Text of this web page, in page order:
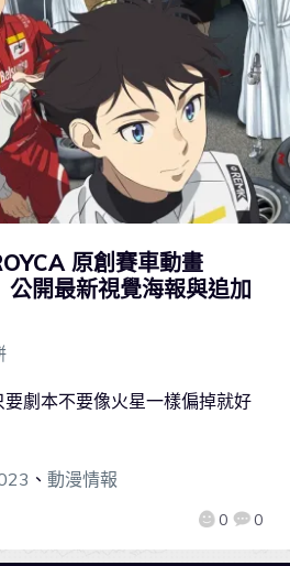
原創賽車動畫
公開最新視覺海報與追加
0 0
要劇本不要像火星一樣偏掉就好
、 動漫情報